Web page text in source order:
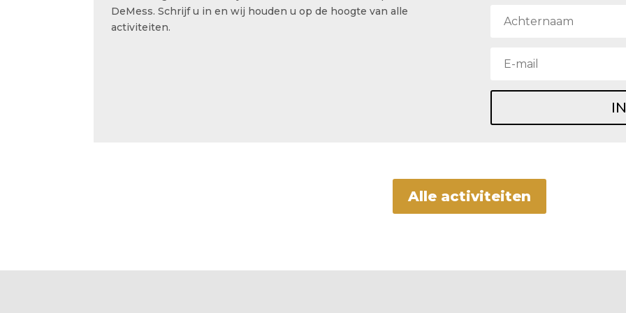
DeMess. Schrijf u in en wij houden u op de hoogte van alle
activiteiten.
Alle activiteiten